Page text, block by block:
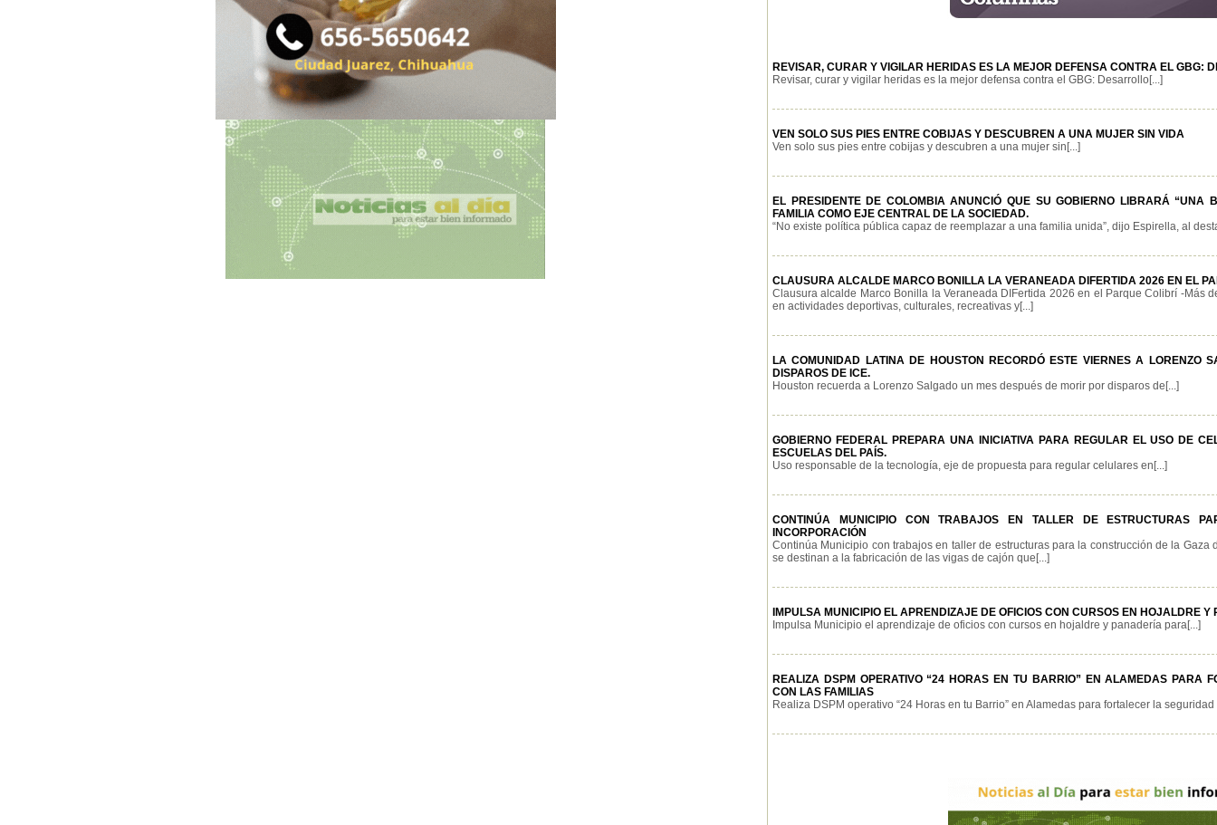
REVISAR, CURAR Y VIGILAR HERIDAS ES LA MEJOR DEFENSA CONTRA EL GBG:
Revisar, curar y vigilar heridas es la mejor defensa contra el GBG: Desarrollo[...]
VEN SOLO SUS PIES ENTRE COBIJAS Y DESCUBREN A UNA MUJER SIN VIDA
Ven solo sus pies entre cobijas y descubren a una mujer sin[...]
EL PRESIDENTE DE COLOMBIA ANUNCIÓ QUE SU GOBIERNO LIBRARÁ “UNA
FAMILIA COMO EJE CENTRAL DE LA SOCIEDAD.
“No existe política pública capaz de reemplazar a una familia unida”, dijo Espirella, al
CLAUSURA ALCALDE MARCO BONILLA LA VERANEADA DIFERTIDA 2026 EN EL
Clausura alcalde Marco Bonilla la Veraneada DIFertida 2026 en el Parque Colibrí -Más
en actividades deportivas, culturales, recreativas y[...]
LA COMUNIDAD LATINA DE HOUSTON RECORDÓ ESTE VIERNES A LORENZO
DISPAROS DE ICE.
Houston recuerda a Lorenzo Salgado un mes después de morir por disparos de[...]
GOBIERNO FEDERAL PREPARA UNA INICIATIVA PARA REGULAR EL USO DE
ESCUELAS DEL PAÍS.
Uso responsable de la tecnología, eje de propuesta para regular celulares en[...]
CONTINÚA MUNICIPIO CON TRABAJOS EN TALLER DE ESTRUCTURAS
INCORPORACIÓN
Continúa Municipio con trabajos en taller de estructuras para la construcción de la
se destinan a la fabricación de las vigas de cajón que[...]
IMPULSA MUNICIPIO EL APRENDIZAJE DE OFICIOS CON CURSOS EN HOJALDRE
Impulsa Municipio el aprendizaje de oficios con cursos en hojaldre y panadería para[...]
REALIZA DSPM OPERATIVO “24 HORAS EN TU BARRIO” EN ALAMEDAS PARA
CON LAS FAMILIAS
Realiza DSPM operativo “24 Horas en tu Barrio” en Alamedas para fortalecer la